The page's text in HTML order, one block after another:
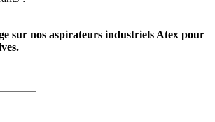
sur nos aspirateurs industriels Atex pour